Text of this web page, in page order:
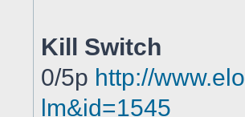
Kill Switch
0/5p http://
lm&id=1545